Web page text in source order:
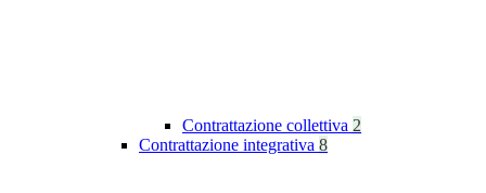
Contrattazione collettiva 2
Contrattazione integrativa 8